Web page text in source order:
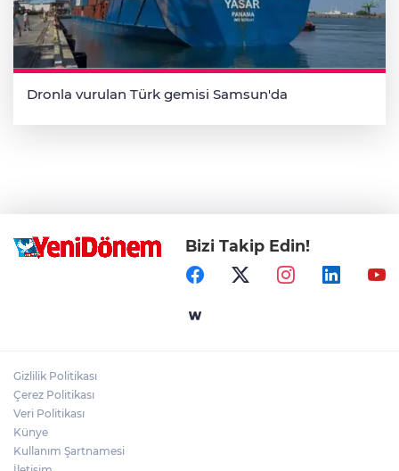
Dronla vurulan Türk gemisi Samsun'da
Bizi Takip Edin!
Gizlilik Politikası
Çerez Politikası
Veri Politikası
Künye
Kullanım Şartnamesi